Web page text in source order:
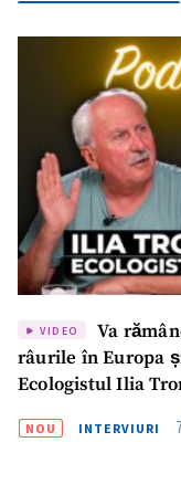
VIDEO
Va
râurile în Europa
Ecologistul Ilia
NOU INTERVIURI